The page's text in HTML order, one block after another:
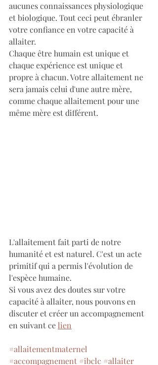
aucunes connaissances physiologique
et biologique. Tout ceci peut ébranler
votre confiance en votre capacité à
allaiter.
Chaque être humain est unique et
chaque expérience est unique et
propre à chacun. Votre allaitement ne
sera jamais celui d'une autre mère,
comme chaque allaitement pour une
même mère est différent.
L'allaitement fait parti de notre
humanité et est naturel. C'est un acte
primitif qui a permis l'évolution de
l'espèce humaine.
Si vous avez des doutes sur votre
capacité à allaiter, nous pouvons en
discuter et créer un accompagnement
en suivant ce lien
#allaitementmaternel
#accompagnement #ibclc #allaiter